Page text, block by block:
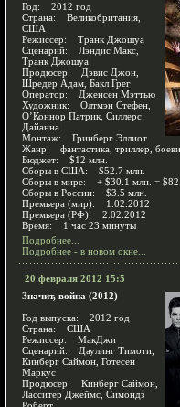
Год: 2012 год
Страна: Великобритания,
США
Режиссер: Транк Джошуа
Сценарий: Лэндис Макс,
Транк Джошуа
Продюсер: Дэвис Джон,
Шредер Адам, Бакл Грег
Оператор: Дженсен Мэттью
Художник: Олтмэн Стефен,
О’Коннор Патрик, Силлерс
Дайанна
Монтаж: Гринберг Эллиот
Жанр: фантастика, триллер,
Бюджет: $12 млн.
Сборы в США: $52.7 млн.
Сборы в мире: + $30.1 млн. =
Сборы в России: $3.5 млн.
Премьера (мир): 1.02.2012
Премьера (РФ): 2.02.2012
Время: 1 час 23 минуты
Подробнее...
Подробнее - в новом окне...
20 февраля 2012 15:5
Значит, война (2012)
Год выпуска: 2012 год
Страна: США
Режиссер: МакДжи
Сценарий: Даулинг Тимоти,
Кинберг Саймон, Готесен
Маркус
Продюсер: Кинберг Саймон,
Ласситер Джеймс, Симондз